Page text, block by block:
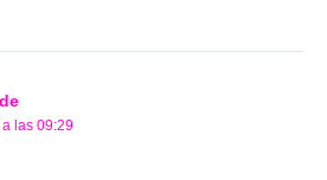
las 09:29